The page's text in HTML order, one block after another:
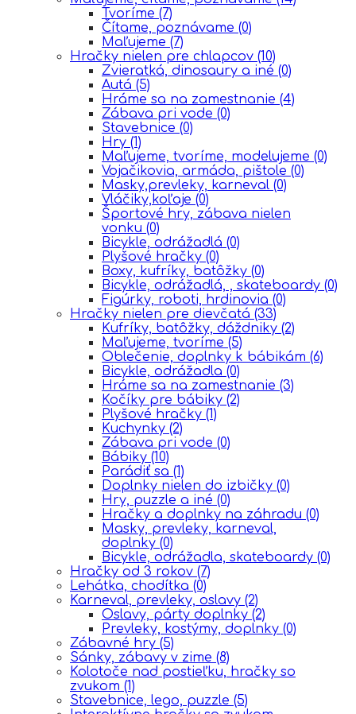
Tvoríme (7)
Čítame, poznávame (0)
Maľujeme (7)
Hračky nielen pre chlapcov (10)
Zvieratká, dinosaury a iné (0)
Autá (5)
Hráme sa na zamestnanie (4)
Zábava pri vode (0)
Stavebnice (0)
Hry (1)
Maľujeme, tvoríme, modelujeme (0)
Vojačikovia, armáda, pištole (0)
Masky,prevleky, karneval (0)
Vláčiky,koľaje (0)
Športové hry, zábava nielen
vonku (0)
Bicykle, odrážadlá (0)
Plyšové hračky (0)
Boxy, kufríky, batôžky (0)
Bicykle, odrážadlá, , skateboardy (0)
Figúrky, roboti, hrdinovia (0)
Hračky nielen pre dievčatá (33)
Kufríky, batôžky, dáždniky (2)
Maľujeme, tvoríme (5)
Oblečenie, doplnky k bábikám (6)
Bicykle, odrážadla (0)
Hráme sa na zamestnanie (3)
Kočíky pre bábiky (2)
Plyšové hračky (1)
Kuchynky (2)
Zábava pri vode (0)
Bábiky (10)
Parádiť sa (1)
Doplnky nielen do izbičky (0)
Hry, puzzle a iné (0)
Hračky a doplnky na záhradu (0)
Masky, prevleky, karneval,
doplnky (0)
Bicykle, odrážadla, skateboardy (0)
Hračky od 3 rokov (7)
Lehátka, chodítka (0)
Karneval, prevleky, oslavy (2)
Oslavy, párty doplnky (2)
Prevleky, kostýmy, doplnky (0)
Zábavné hry (5)
Sánky, zábavy v zime (8)
Kolotoče nad postieľku, hračky so
zvukom (1)
Stavebnice, lego, puzzle (5)